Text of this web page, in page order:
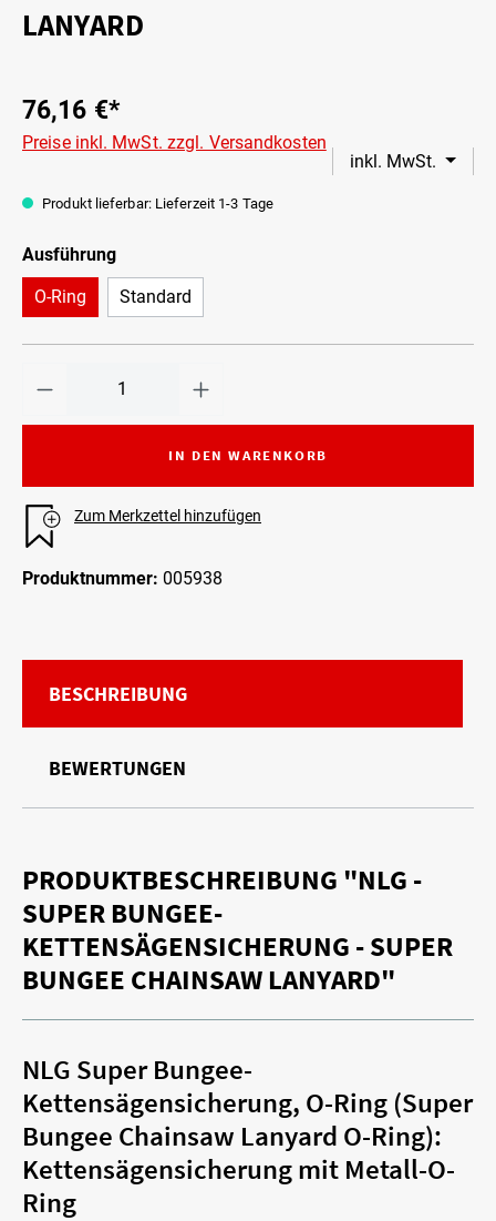
LANYARD
76,16 €*
inkl. MwSt.
Preise inkl. MwSt. zzgl. Versandkosten
Produkt lieferbar: Lieferzeit 1-3 Tage
Ausführung
O-Ring
Standard
IN DEN WARENKORB
Zum Merkzettel hinzufügen
Produktnummer: 005938
BESCHREIBUNG
BEWERTUNGEN
PRODUKTBESCHREIBUNG "NLG -
SUPER BUNGEE-
KETTENSÄGENSICHERUNG - SUPER
BUNGEE CHAINSAW LANYARD"
NLG Super Bungee-
Kettensägensicherung, O-Ring (Super
Bungee Chainsaw Lanyard O-Ring):
Kettensägensicherung mit Metall-O-
Ring